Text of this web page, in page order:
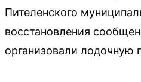
Пителенского
восстановления
организовали лодочную